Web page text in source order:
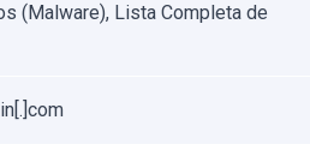
(Malware), Lista Completa de